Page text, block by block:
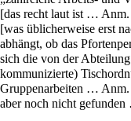
[das recht laut ist … Anm.
[was üblicherweise erst
abhängt, ob das
sich die von der
kommunizierte)
Gruppenarbeiten … Anm.
aber noch nicht